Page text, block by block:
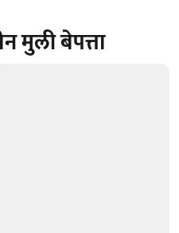
मुली बेपत्ता